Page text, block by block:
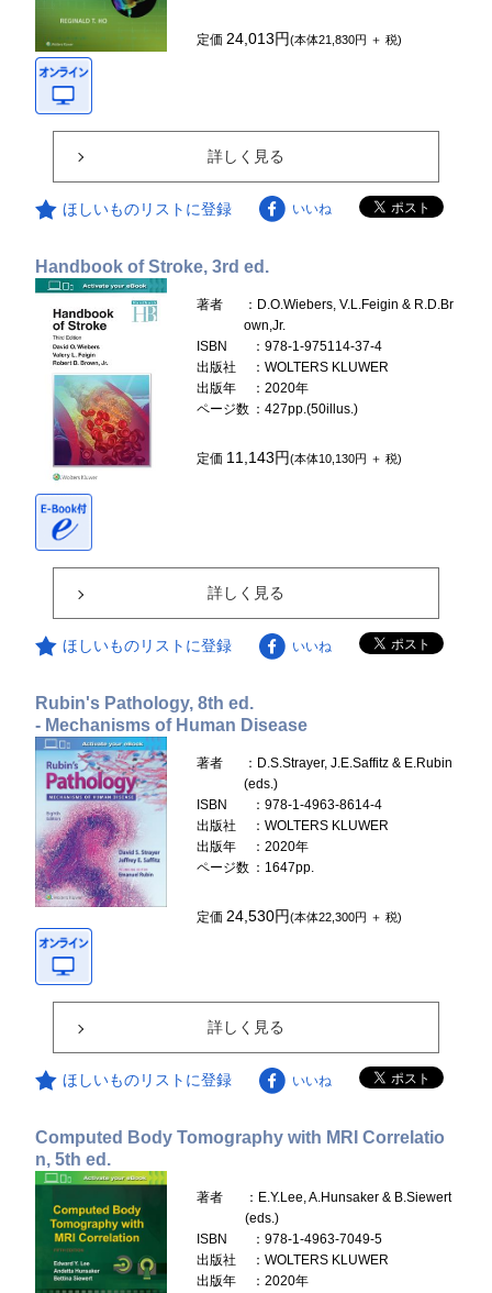
定価24,013円(本体21,830円 ＋ 税)
詳しく見る
ほしいものリストに登録 いいね
Handbook of Stroke, 3rd ed.
著者
：D.O.Wiebers, V.L.Feigin & R.D.Br
own,Jr.
ISBN
：978-1-975114-37-4
出版社
：WOLTERS KLUWER
出版年
：2020年
ページ数 ：427pp.(50illus.)
定価 11,143円(本体10,130円 ＋ 税)
詳しく見る
ほしいものリストに登録 いいね
Rubin's Pathology, 8th ed.
- Mechanisms of Human Disease
著者
：D.S.Strayer, J.E.Saffitz & E.Rubin
(eds.)
ISBN
：978-1-4963-8614-4
出版社
：WOLTERS KLUWER
出版年
：2020年
ページ数 ：1647pp.
定価24,530円(本体22,300円 ＋ 税)
詳しく見る
ほしいものリストに登録 いいね
Computed Body Tomography with MRI Correlatio
n, 5th ed.
著者
：E.Y.Lee, A.Hunsaker & B.Siewert
(eds.)
ISBN
：978-1-4963-7049-5
出版社
：WOLTERS KLUWER
出版年
：2020年